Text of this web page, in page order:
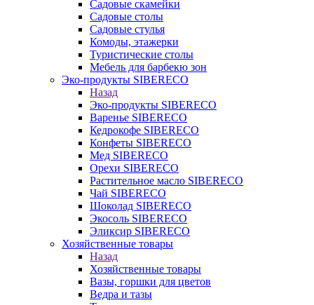
Садовые скамейки
Садовые столы
Садовые стулья
Комоды, этажерки
Туристические столы
Мебель для барбекю зон
Эко-продукты SIBERECO
Назад
Эко-продукты SIBERECO
Варенье SIBERECO
Кедрокофе SIBERECO
Конфеты SIBERECO
Мед SIBERECO
Орехи SIBERECO
Растительное масло SIBERECO
Чай SIBERECO
Шоколад SIBERECO
Экосоль SIBERECO
Эликсир SIBERECO
Хозяйственные товары
Назад
Хозяйственные товары
Вазы, горшки для цветов
Ведра и тазы